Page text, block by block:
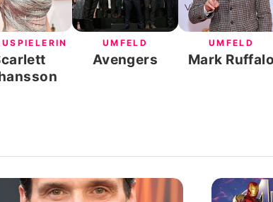
UMFELD
Avengers
UMFELD
Mark Ruffalo